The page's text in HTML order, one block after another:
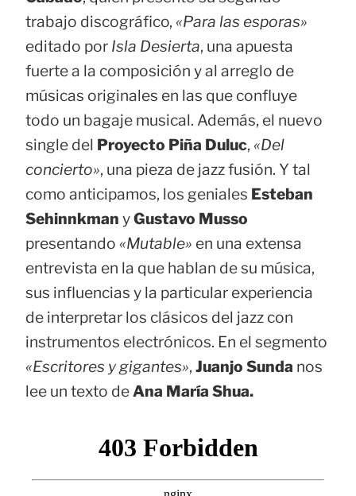
trabajo discográfico, «Para las esporas»
editado por Isla Desierta, una apuesta
fuerte a la composición y al arreglo de
músicas originales en las que confluye
todo un bagaje musical. Además, el nuevo
single del Proyecto Piña Duluc, «Del
concierto», una pieza de jazz fusión. Y tal
como anticipamos, los geniales Esteban
Sehinnkman yGustavo Musso
presentando «Mutable» en una extensa
entrevista en la que hablan de su música,
sus influencias y la particular experiencia
de interpretar los clásicos del jazz con
instrumentos electrónicos. En el segmento
«Escritores y gigantes», Juanjo Sunda nos
lee un texto deAna María Shua.